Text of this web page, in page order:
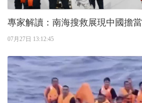
專家解讀：南海搜救展現中國擔當
07月27日 13:12:45